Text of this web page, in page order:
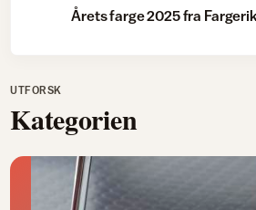
Årets farge 2025 fra
UTFORSK
Kategorien